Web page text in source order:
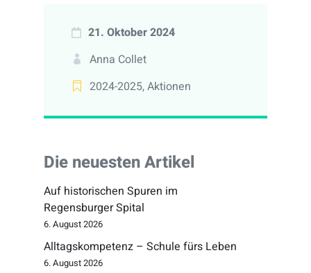
21. Oktober 2024
Anna Collet
2024-2025,Aktionen
Die neuesten Artikel
Auf historischen Spuren im
Regensburger Spital
6. August 2026
Alltagskompetenz – Schule fürs Leben
6. August 2026